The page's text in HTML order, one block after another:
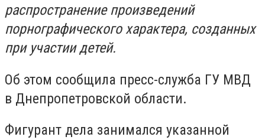
распространение произведений
порнографического характера, созданных
при участии детей.
Об этом сообщила пресс-служба ГУ МВД
в Днепропетровской области.
Фигурант дела занимался указанной